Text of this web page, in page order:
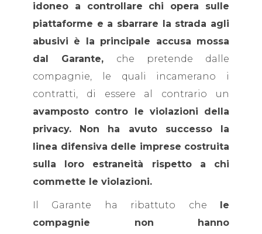
idoneo a controllare chi opera sulle
piattaforme e a sbarrare la strada agli
abusivi è la principale accusa mossa
dal Garante, che pretende dalle
compagnie, le quali incamerano i
contratti, di essere al contrario un
avamposto contro le violazioni della
privacy. Non ha avuto successo la
linea difensiva delle imprese costruita
sulla loro estraneità rispetto a chi
commette le violazioni.
Il Garante ha ribattuto che
le
compagnie non hanno